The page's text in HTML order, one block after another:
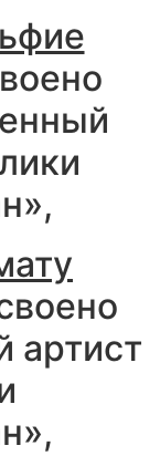
артист